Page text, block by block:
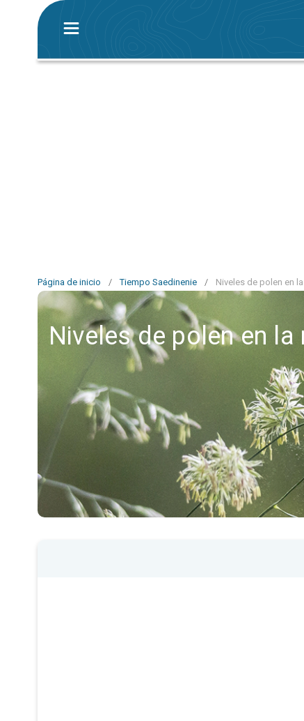
Página de inicio / Tiempo Saedinenie / Niveles de polen en
Niveles de polen en la